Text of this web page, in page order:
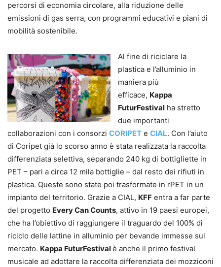
percorsi di economia circolare, alla riduzione delle
emissioni di gas serra, con programmi educativi e piani di
mobilità sostenibile.
Al fine di riciclare la
plastica e l’alluminio in
maniera più
efficace, Kappa
FuturFestival ha stretto
due importanti
collaborazioni con i consorzi CORIPET e CIAL. Con l’aiuto
di Coripet già lo scorso anno è stata realizzata la raccolta
differenziata selettiva, separando 240 kg di bottigliette in
PET – pari a circa 12 mila bottiglie – dal resto dei rifiuti in
plastica. Queste sono state poi trasformate in rPET in un
impianto del territorio. Grazie a CIAL, KFF entra a far parte
del progetto Every Can Counts, attivo in 19 paesi europei,
che ha l’obiettivo di raggiungere il traguardo del 100% di
riciclo delle lattine in alluminio per bevande immesse sul
mercato. Kappa FuturFestivalè anche il primo festival
musicale ad adottare la raccolta differenziata dei mozziconi